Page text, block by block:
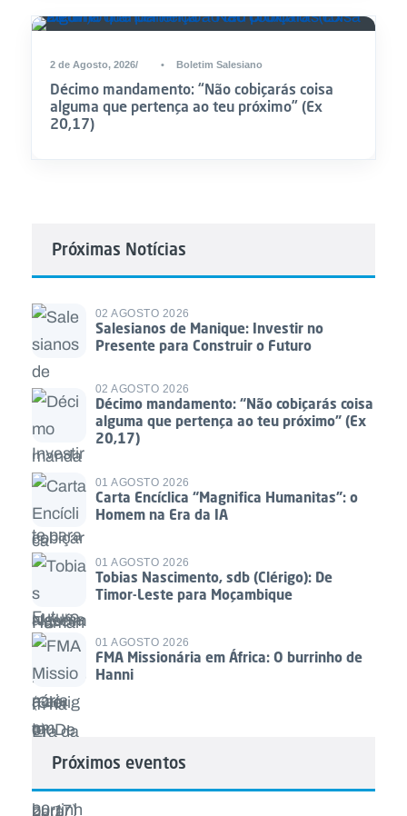
2 de Agosto, 2026 • Boletim Salesiano
Décimo mandamento: “Não cobiçarás coisa
alguma que pertença ao teu próximo” (Ex
20,17)
Próximas Notícias
02 AGOSTO 2026
Salesianos de Manique: Investir no
Presente para Construir o Futuro
02 AGOSTO 2026
Décimo mandamento: “Não cobiçarás coisa
alguma que pertença ao teu próximo” (Ex
20,17)
01 AGOSTO 2026
Carta Encíclica “Magnifica Humanitas”: o
Homem na Era da IA
01 AGOSTO 2026
Tobias Nascimento, sdb (Clérigo): De
Timor-Leste para Moçambique
01 AGOSTO 2026
FMA Missionária em África: O burrinho de
Hanni
Próximos eventos